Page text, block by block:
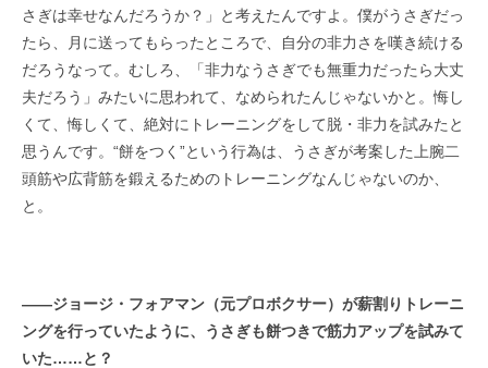
さぎは幸せなんだろうか？」と考えたんですよ。僕がうさぎだっ
たら、月に送ってもらったところで、自分の非力さを嘆き続ける
だろうなって。むしろ、「非力なうさぎでも無重力だったら大丈
夫だろう」みたいに思われて、なめられたんじゃないかと。悔し
くて、悔しくて、絶対にトレーニングをして脱・非力を試みたと
思うんです。“餅をつく”という行為は、うさぎが考案した上腕二
頭筋や広背筋を鍛えるためのトレーニングなんじゃないのか、
と。
――ジョージ・フォアマン（元プロボクサー）が薪割りトレーニ
ングを行っていたように、うさぎも餅つきで筋力アップを試みて
いた……と？